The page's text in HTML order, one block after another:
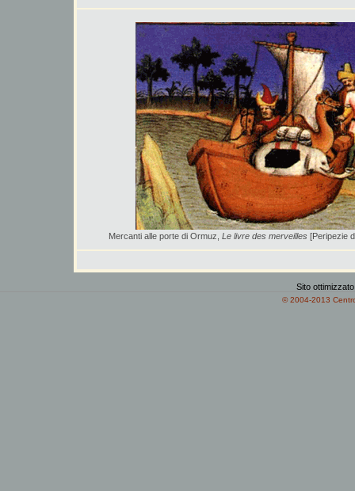
Mercanti alle porte di Ormuz, Le livre des merveilles [Peripezie
Sito
© 2004-2013